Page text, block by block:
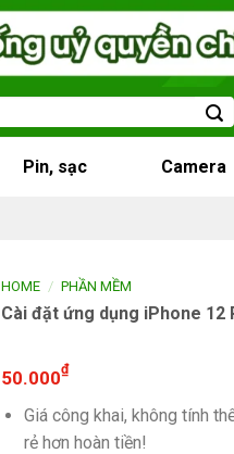
Pin, sạc Camera
HOME / PHẦN MỀM
Cài đặt ứng dụng iPhone 12
50.000₫
Giá công khai, không tính
rẻ hơn hoàn tiền!